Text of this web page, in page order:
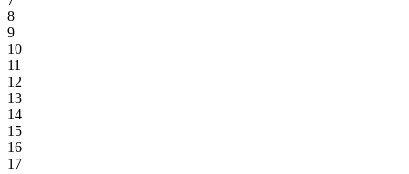
8
9
10
11
12
13
14
15
16
17